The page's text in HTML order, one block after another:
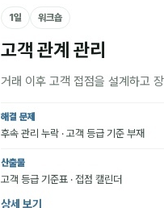
1일 워크숍
고객 관계 관리
거래 이후 고객 접점을 설계하고
해결 문제
후속 관리 누락 · 고객 등급 기준 부재
산출물
고객 등급 기준표 · 접점 캘린더
상세 보기